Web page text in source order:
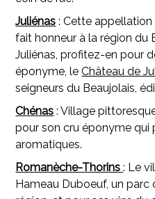
Juliénas : Cette
fait honneur à la région du
Juliénas, profitez-en pour
éponyme, leChâteau de
seigneurs du Beaujolais,
Chénas : Village
pour son cru éponyme qui
aromatiques.
Romanèche-Thorins : Le
Hameau Duboeuf, un